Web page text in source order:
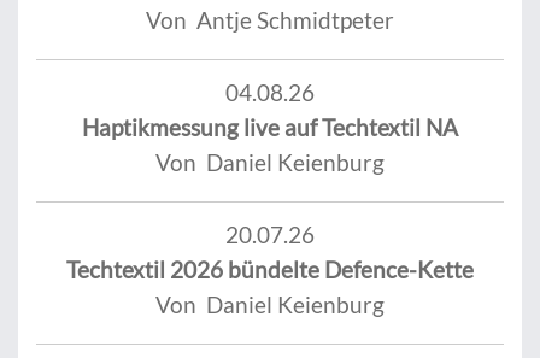
Von Antje Schmidtpeter
04.08.26
Haptikmessung live auf Techtextil NA
Von Daniel Keienburg
20.07.26
Techtextil 2026 bündelte Defence-Kette
Von Daniel Keienburg